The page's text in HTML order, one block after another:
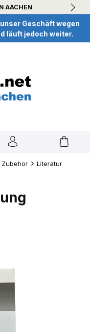
AACHEN
Geschäft wegen
läuft jedoch weiter.
Zubehör Literatur